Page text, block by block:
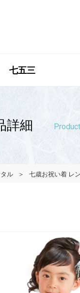
七五三
詳細
ル 七歳お祝い着 レ